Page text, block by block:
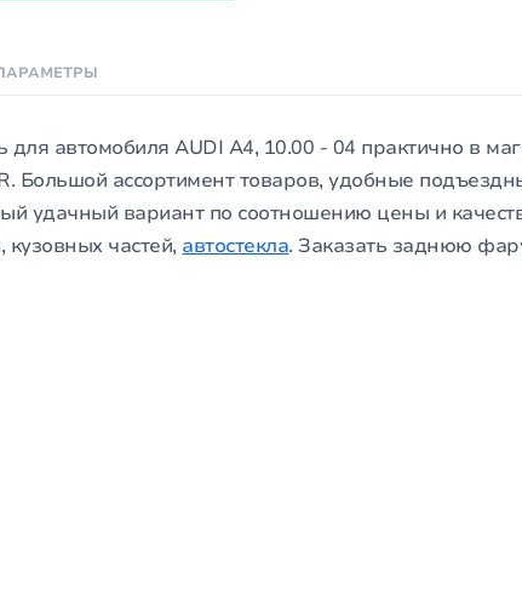
автомобиля AUDI A4, 10.00 - 04 практично в
Большой ассортимент товаров, удобные
удачный вариант по соотношению цены и
кузовных частей, автостекла. Заказать заднюю